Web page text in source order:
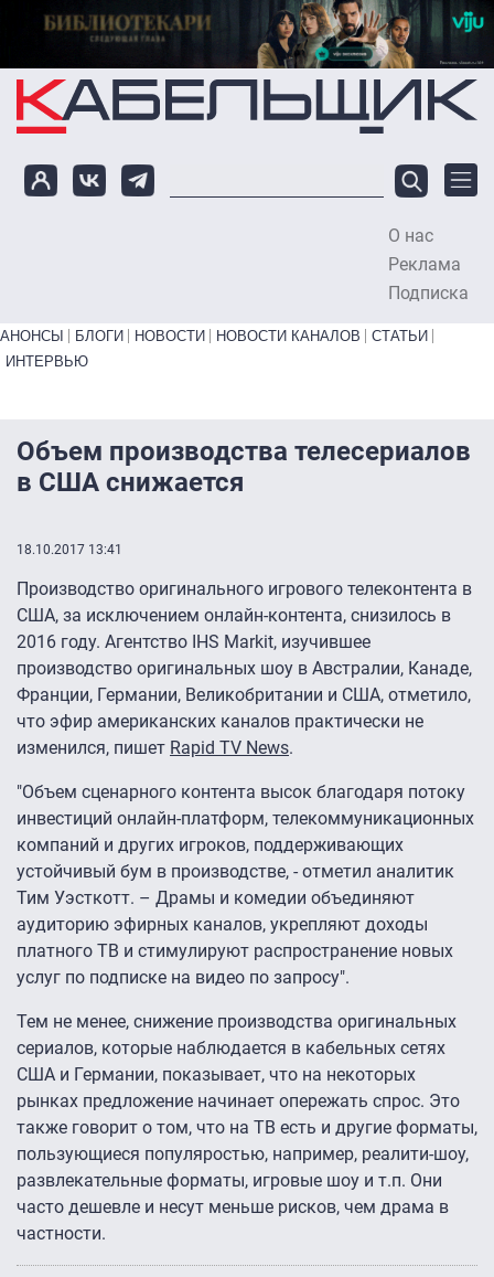
Перейти к основному содержанию
О нас
Реклама
Подписка
Primary links bottom
АНОНСЫ БЛОГИ НОВОСТИ НОВОСТИ КАНАЛОВ
СТАТЬИ
ИНТЕРВЬЮ
Объем производства телесериалов
в США снижается
18.10.2017 13:41
Производство оригинального игрового телеконтента в
США, за исключением онлайн-контента, снизилось в
2016 году. Агентство IHS Markit, изучившее
производство оригинальных шоу в Австралии, Канаде,
Франции, Германии, Великобритании и США, отметило,
что эфир американских каналов практически не
изменился, пишет Rapid TV News.
"Объем сценарного контента высок благодаря потоку
инвестиций онлайн-платформ, телекоммуникационных
компаний и других игроков, поддерживающих
устойчивый бум в производстве, - отметил аналитик
Тим Уэсткотт. – Драмы и комедии объединяют
аудиторию эфирных каналов, укрепляют доходы
платного ТВ и стимулируют распространение новых
услуг по подписке на видео по запросу".
Тем не менее, снижение производства оригинальных
сериалов, которые наблюдается в кабельных сетях
США и Германии, показывает, что на некоторых
рынках предложение начинает опережать спрос. Это
также говорит о том, что на ТВ есть и другие форматы,
пользующиеся популяростью, например, реалити-шоу,
развлекательные форматы, игровые шоу и т.п. Они
часто дешевле и несут меньше рисков, чем драма в
частности.